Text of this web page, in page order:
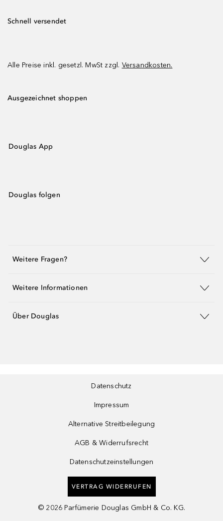
Schnell versendet
Alle Preise inkl. gesetzl. MwSt zzgl. Versandkosten.
Ausgezeichnet shoppen
Douglas App
Douglas folgen
Weitere Fragen?
Weitere Informationen
Über Douglas
Datenschutz
Impressum
Alternative Streitbeilegung
AGB & Widerrufsrecht
Datenschutzeinstellungen
VERTRAG WIDERRUFEN
© 2026 Parfümerie Douglas GmbH & Co. KG.